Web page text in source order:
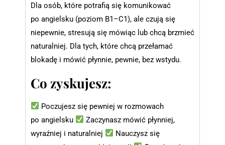
Dla osób, które potrafią się komunikować
po angielsku (poziom B1–C1), ale czują się
niepewnie, stresują się mówiąc lub chcą brzmieć
naturalniej. Dla tych, które chcą przełamać
blokadę i mówić płynnie, pewnie, bez wstydu.
Co zyskujesz:
Poczujesz się pewniej w rozmowach
po angielsku
Zaczynasz mówić płynniej,
wyraźniej i naturalniej
Nauczysz się